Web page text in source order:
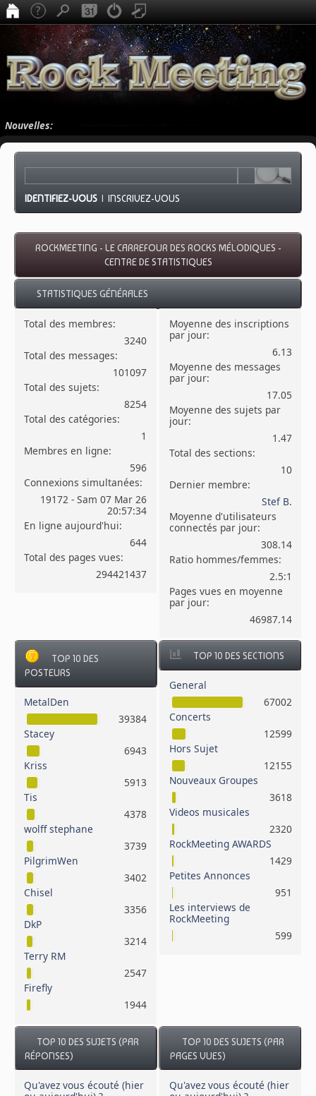
Nouvelles:
IDENTIFIEZ-VOUS |INSCRIVEZ-VOUS
ROCKMEETING - LE CARREFOUR DES ROCKS MÉLODIQUES -
CENTRE DE STATISTIQUES
STATISTIQUES GÉNÉRALES
Total des membres:
3240
Total des messages:
101097
Total des sujets:
8254
Total des catégories:
1
Membres en ligne:
596
Connexions simultanées:
19172 - Sam 07 Mar 26
20:57:34
En ligne aujourd'hui:
644
Total des pages vues:
294421437
Moyenne des inscriptions
par jour:
6.13
Moyenne des messages
par jour:
17.05
Moyenne des sujets par
jour:
1.47
Total des sections:
10
Dernier membre:
Stef B.
Moyenne d'utilisateurs
connectés par jour:
308.14
Ratio hommes/femmes:
2.5:1
Pages vues en moyenne
par jour:
46987.14
TOP 10 DES
POSTEURS
MetalDen
39384
Stacey
6943
Kriss
5913
Tis
4378
wolff stephane
3739
PilgrimWen
3402
Chisel
3356
DkP
3214
Terry RM
2547
Firefly
1944
TOP 10 DES SECTIONS
General
67002
Concerts
12599
Hors Sujet
12155
Nouveaux Groupes
3618
Videos musicales
2320
RockMeeting AWARDS
1429
Petites Annonces
951
Les interviews de
RockMeeting
599
TOP 10 DES SUJETS (PAR
RÉPONSES)
Qu'avez vous écouté (hier
TOP 10 DES SUJETS (PAR
PAGES VUES)
Qu'avez vous écouté (hier